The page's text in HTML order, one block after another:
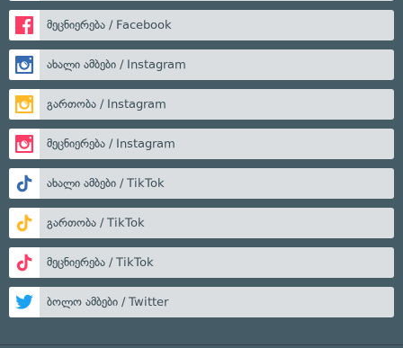
მეცნიერება / Facebook
ახალი ამბები / Instagram
გართობა / Instagram
მეცნიერება / Instagram
ახალი ამბები / TikTok
გართობა / TikTok
მეცნიერება / TikTok
ბოლო ამბები / Twitter